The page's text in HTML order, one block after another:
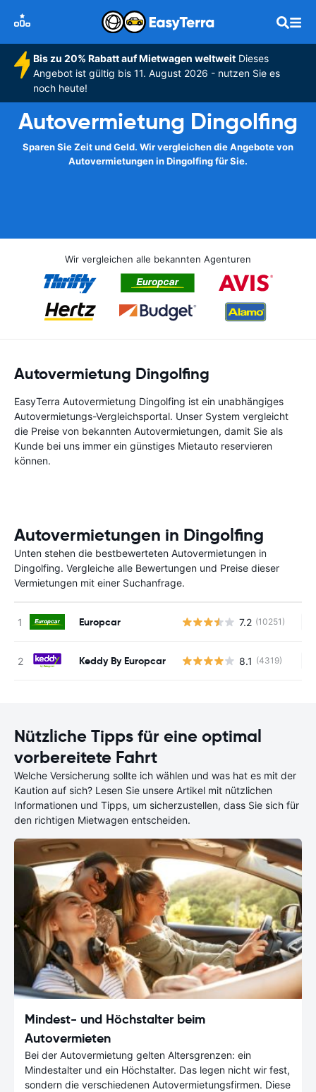
Bis zu 20% Rabatt auf Mietwagen weltweitDieses
Angebot ist gültig bis 11. August 2026 - nutzen Sie es
noch heute!
Autovermietung Dingolfing
Sparen Sie Zeit und Geld. Wir vergleichen die Angebote von
Autovermietungen in Dingolfing für Sie.
Wir vergleichen alle bekannten Agenturen
Autovermietung Dingolfing
EasyTerra Autovermietung Dingolfing ist ein unabhängiges
Autovermietungs-Vergleichsportal. Unser System vergleicht
die Preise von bekannten Autovermietungen, damit Sie als
Kunde bei uns immer ein günstiges Mietauto reservieren
können.
Autovermietungen in Dingolfing
Unten stehen die bestbewerteten Autovermietungen in
Dingolfing. Vergleiche alle Bewertungen und Preise dieser
Vermietungen mit einer Suchanfrage.
Europcar 7.2 (10251)
Keddy By Europcar 8.1 (4319)
Nützliche Tipps für eine optimal
vorbereitete Fahrt
Welche Versicherung sollte ich wählen und was hat es mit der
Kaution auf sich? Lesen Sie unsere Artikel mit nützlichen
Informationen und Tipps, um sicherzustellen, dass Sie sich für
den richtigen Mietwagen entscheiden.
Mindest- und Höchstalter beim
Autovermieten
Bei der Autovermietung gelten Altersgrenzen: ein
Mindestalter und ein Höchstalter. Das legen nicht wir fest,
sondern die verschiedenen Autovermietungsfirmen. Diese